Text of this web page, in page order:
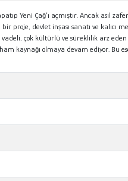
Yeni Çağ’ı açmıştır. Ancak asıl
devlet inşası sanatı ve kalıcı
çok kültürlü ve süreklilik arz
kaynağı olmaya devam ediyor. Bu